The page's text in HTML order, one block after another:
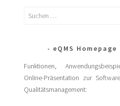
eQMS Homepage
Funktionen,
Online-Präsentation zur
Qualitätsmanagement: